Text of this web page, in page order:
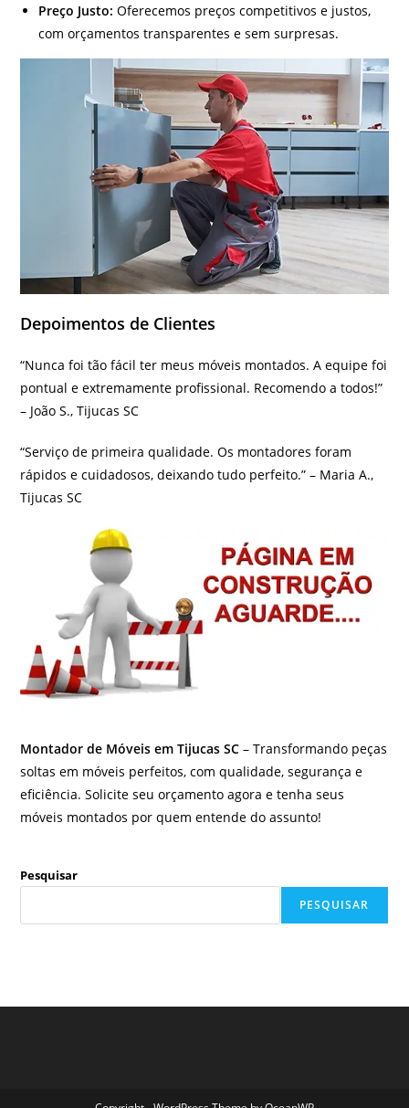
Preço Justo: Oferecemos preços competitivos e justos,
com orçamentos transparentes e sem surpresas.
Depoimentos de Clientes
“Nunca foi tão fácil ter meus móveis montados. A equipe foi
pontual e extremamente profissional. Recomendo a todos!”
– João S., Tijucas SC
“Serviço de primeira qualidade. Os montadores foram
rápidos e cuidadosos, deixando tudo perfeito.” – Maria A.,
Tijucas SC
Montador de Móveis em Tijucas SC – Transformando peças
soltas em móveis perfeitos, com qualidade, segurança e
eficiência. Solicite seu orçamento agora e tenha seus
móveis montados por quem entende do assunto!
Pesquisar
PESQUISAR